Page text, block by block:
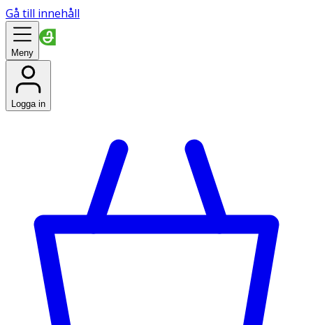
Gå till innehåll
Meny
Logga in